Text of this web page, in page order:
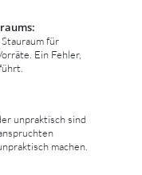
für
Ein Fehler,
unpraktisch sind
machen.